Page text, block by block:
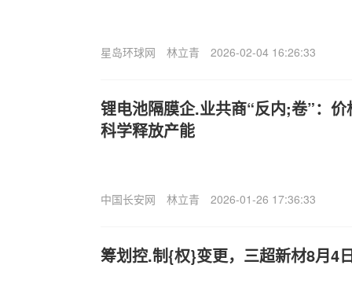
星岛环球网 林立青 2026-02-04 16:26:33
锂电池隔膜企.业共商“反内;卷”：
科学释放产能
中国长安网 林立青 2026-01-26 17:36:33
筹划控.制{权}变更，三超新材8月4